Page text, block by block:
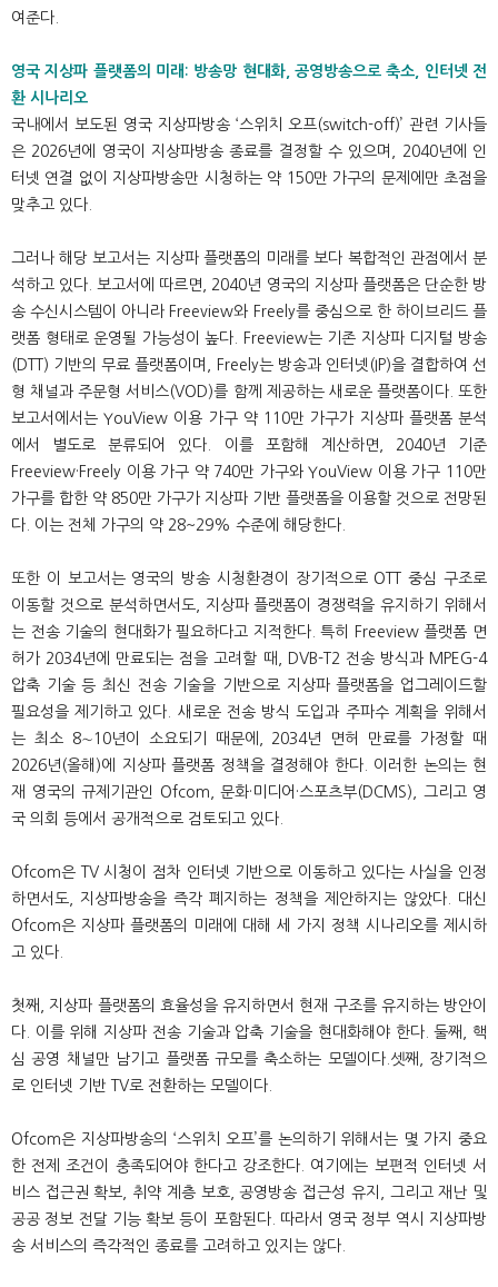
여준다.
영국 지상파 플랫폼의 미래: 방송망 현대화, 공영방송으로 축소, 인터넷 전
환 시나리오
국내에서 보도된 영국 지상파방송 ‘스위치 오프(switch-off)’ 관련 기사들
은 2026년에 영국이 지상파방송 종료를 결정할 수 있으며, 2040년에 인
터넷 연결 없이 지상파방송만 시청하는 약 150만 가구의 문제에만 초점을
맞추고 있다.
그러나 해당 보고서는 지상파 플랫폼의 미래를 보다 복합적인 관점에서 분
석하고 있다. 보고서에 따르면, 2040년 영국의 지상파 플랫폼은 단순한 방
송 수신시스템이 아니라 Freeview와 Freely를 중심으로 한 하이브리드 플
랫폼 형태로 운영될 가능성이 높다. Freeview는 기존 지상파 디지털 방송
(DTT) 기반의 무료 플랫폼이며, Freely는 방송과 인터넷(IP)을 결합하여 선
형 채널과 주문형 서비스(VOD)를 함께 제공하는 새로운 플랫폼이다. 또한
보고서에서는 YouView 이용 가구 약 110만 가구가 지상파 플랫폼 분석
에서 별도로 분류되어 있다. 이를 포함해 계산하면, 2040년 기준
Freeview·Freely 이용 가구 약 740만 가구와 YouView 이용 가구 110만
가구를 합한 약 850만 가구가 지상파 기반 플랫폼을 이용할 것으로 전망된
다. 이는 전체 가구의 약 28~29% 수준에 해당한다.
또한 이 보고서는 영국의 방송 시청환경이 장기적으로 OTT 중심 구조로
이동할 것으로 분석하면서도, 지상파 플랫폼이 경쟁력을 유지하기 위해서
는 전송 기술의 현대화가 필요하다고 지적한다. 특히 Freeview 플랫폼 면
허가 2034년에 만료되는 점을 고려할 때, DVB-T2 전송 방식과 MPEG-4
압축 기술 등 최신 전송 기술을 기반으로 지상파 플랫폼을 업그레이드할
필요성을 제기하고 있다. 새로운 전송 방식 도입과 주파수 계획을 위해서
는 최소 8∼10년이 소요되기 때문에, 2034년 면허 만료를 가정할 때
2026년(올해)에 지상파 플랫폼 정책을 결정해야 한다. 이러한 논의는 현
재 영국의 규제기관인 Ofcom, 문화·미디어·스포츠부(DCMS), 그리고 영
국 의회 등에서 공개적으로 검토되고 있다.
Ofcom은 TV 시청이 점차 인터넷 기반으로 이동하고 있다는 사실을 인정
하면서도, 지상파방송을 즉각 폐지하는 정책을 제안하지는 않았다. 대신
Ofcom은 지상파 플랫폼의 미래에 대해 세 가지 정책 시나리오를 제시하
고 있다.
첫째, 지상파 플랫폼의 효율성을 유지하면서 현재 구조를 유지하는 방안이
다. 이를 위해 지상파 전송 기술과 압축 기술을 현대화해야 한다. 둘째, 핵
심 공영 채널만 남기고 플랫폼 규모를 축소하는 모델이다.셋째, 장기적으
로 인터넷 기반 TV로 전환하는 모델이다.
Ofcom은 지상파방송의 ‘스위치 오프’를 논의하기 위해서는 몇 가지 중요
한 전제 조건이 충족되어야 한다고 강조한다. 여기에는 보편적 인터넷 서
비스 접근권 확보, 취약 계층 보호, 공영방송 접근성 유지, 그리고 재난 및
공공 정보 전달 기능 확보 등이 포함된다. 따라서 영국 정부 역시 지상파방
송 서비스의 즉각적인 종료를 고려하고 있지는 않다.